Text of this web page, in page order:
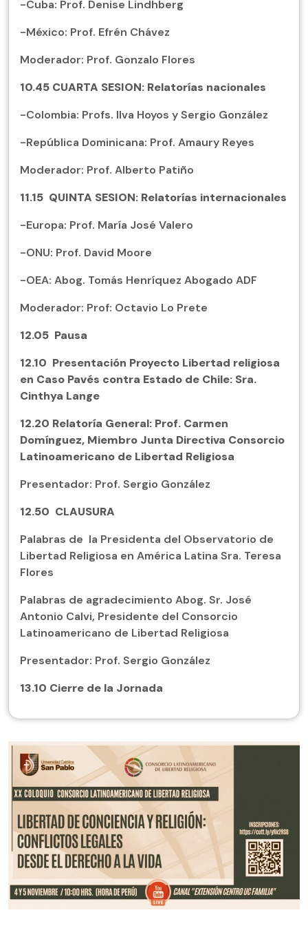
-Cuba: Prof. Denise Lindhberg
-México: Prof. Efrén Chávez
Moderador: Prof. Gonzalo Flores
10.45 CUARTA SESION: Relatorías nacionales
-Colombia: Profs. Ilva Hoyos y Sergio González
-República Dominicana: Prof. Amaury Reyes
Moderador: Prof. Alberto Patiño
11.15 QUINTA SESION: Relatorías internacionales
-Europa: Prof. María José Valero
-ONU: Prof. David Moore
-OEA: Abog. Tomás Henríquez Abogado ADF
Moderador: Prof: Octavio Lo Prete
12.05 Pausa
12.10 Presentación Proyecto Libertad religiosa
en Caso Pavés contra Estado de Chile: Sra.
Cinthya Lange
12.20 Relatoría General: Prof. Carmen
Domínguez, Miembro Junta Directiva Consorcio
Latinoamericano de Libertad Religiosa
Presentador: Prof. Sergio González
12.50 CLAUSURA
Palabras de la Presidenta del Observatorio de
Libertad Religiosa en América Latina Sra. Teresa
Flores
Palabras de agradecimiento Abog. Sr. José
Antonio Calvi, Presidente del Consorcio
Latinoamericano de Libertad Religiosa
Presentador: Prof. Sergio González
13.10 Cierre de la Jornada